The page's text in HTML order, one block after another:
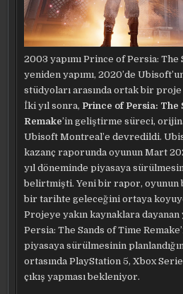
2003 yapımı Prince of Persia: The
yeniden yapımı, 2020’de
stüdyoları arasında ortak bir
İki yıl sonra, Prince of Persia: The
Remake’in geliştirme süreci,
Ubisoft Montreal’e devredildi.
kazanç raporunda oyunun Mart
yıl döneminde piyasaya
belirtmişti. Yeni bir rapor, oyunun
bir tarihte geleceğini ortaya
Projeye yakın kaynaklara
Persia: The Sands of Time
piyasaya sürülmesinin
ortasında PlayStation 5, Xbox
çıkış yapması bekleniyor.